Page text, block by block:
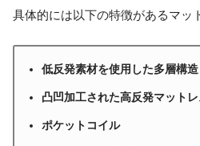
具体的には以下の特徴があるマッ
低反発素材を使用した多層構造
凸凹加工された高反発マットレ
ポケットコイル